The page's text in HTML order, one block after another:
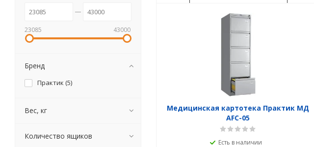
Медицинская картотека Практик МД
AFC-05
Есть в наличии
23085 43000
Бренд
Практик (5)
Вес, кг
Количество ящиков